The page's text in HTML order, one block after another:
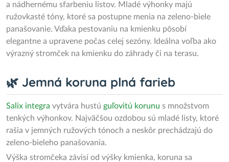
a nádhernému sfarbeniu listov. Mladé výhonky majú
ružovkasté tóny, ktoré sa postupne menia na zeleno-biele
panašovanie. Vďaka pestovaniu na kmienku pôsobí
elegantne a upravene počas celej sezóny. Ideálna voľba ako
výrazný stromček na kmienku do záhrady či na terasu.
🌿 Jemná koruna plná farieb
Salix integra vytvára hustú guľovitú korunu s množstvom
tenkých výhonkov. Najväčšou ozdobou sú mladé listy, ktoré
rašia v jemných ružových tónoch a neskôr prechádzajú do
zeleno-bieleho panašovania.
Výška stromčeka závisí od výšky kmienka, koruna sa